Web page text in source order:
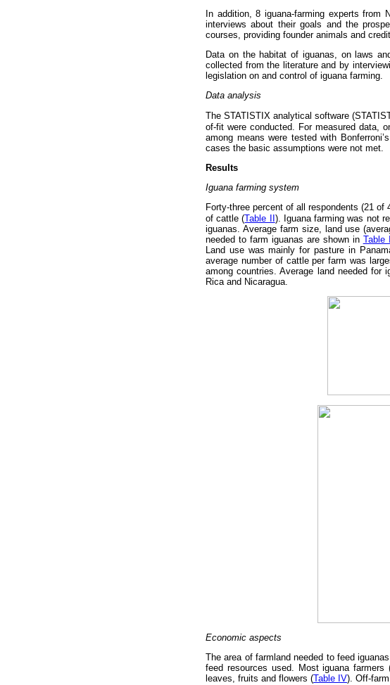
In addition, 8 iguana-farming experts from
interviews about their goals and the
courses, providing founder animals and
Data on the habitat of iguanas, on laws
collected from the literature and by
legislation on and control of iguana farming.
Data analysis
The STATISTIX analytical software
of-fit were conducted. For measured data,
among means were tested with
cases the basic assumptions were not met.
Results
Iguana farming system
Forty-three percent of all respondents (21
of cattle (Table II ). Iguana farming was not
iguanas. Average farm size, land use
needed to farm iguanas are shown in Table
Land use was mainly for pasture in
average number of cattle per farm was
among countries. Average land needed for
Rica and Nicaragua.
Economic aspects
The area of farmland needed to feed
feed resources used. Most iguana
leaves, fruits and flowers (Table IV). Off-